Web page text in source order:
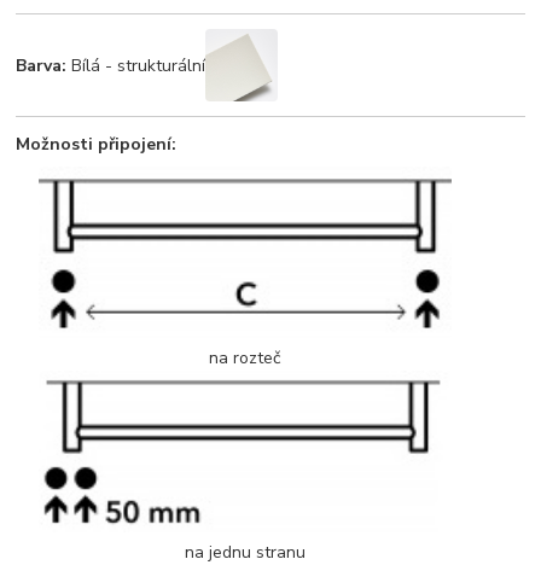
Barva: Bílá - strukturální
Možnosti připojení:
na rozteč
na jednu stranu